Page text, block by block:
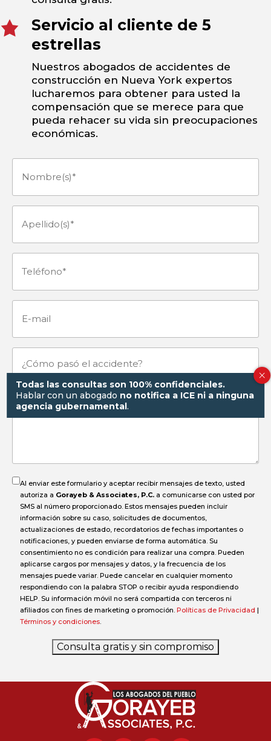
Servicio al cliente de 5
estrellas
Nuestros abogados de accidentes de
construcción en Nueva York expertos
lucharemos para obtener para usted la
compensación que se merece para que
pueda rehacer su vida sin preocupaciones
económicas.
Nombre(s)
Apellido(s)
Teléfono (Obligatorio)
¿Cómo
pasó
el
Al enviar este formulario y aceptar recibir mensajes de texto, usted
autoriza a Gorayeb & Associates, P.C. a comunicarse con usted por
SMS al número proporcionado. Estos mensajes pueden incluir
información sobre su caso, solicitudes de documentos,
actualizaciones de estado, recordatorios de fechas importantes o
notificaciones, y pueden enviarse de forma automática. Su
consentimiento no es condición para realizar una compra. Pueden
aplicarse cargos por mensajes y datos, y la frecuencia de los
mensajes puede variar. Puede cancelar en cualquier momento
respondiendo con la palabra STOP o recibir ayuda respondiendo
HELP. Su información móvil no será compartida con terceros ni
afiliados con fines de marketing o promoción. Políticas de Privacidad |
Términos y condiciones.
Consulta gratis y sin compromiso
Todas las consultas son 100% confidenciales.
Hablar con un abogado no notifica a ICE ni a ninguna
agencia gubernamental.